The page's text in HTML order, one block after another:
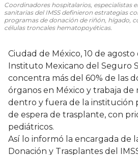
Coordinadores hospitalarios, especialistas
sanitarias del IMSS definieron estrategias
programas de donación de riñón, hígado,
células troncales hematopoyéticas.
Ciudad de México, 10 de agosto
Instituto Mexicano del Seguro
concentra más del 60% de las
órganos en México y trabaja de
dentro y fuera de la institución
de espera de trasplante, con
pediátricos.
Así lo informó la encargada de
Donación y Trasplantes del